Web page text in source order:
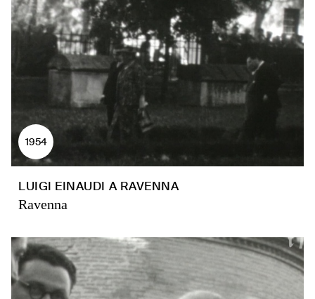
1954
LUIGI EINAUDI A RAVENNA
Ravenna